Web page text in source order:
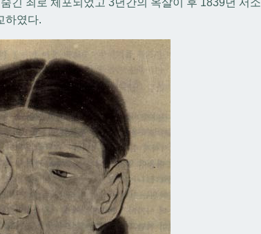
긴 죄로 체포되었고 3년간의 옥살이 후 1839년 서소
하였다.